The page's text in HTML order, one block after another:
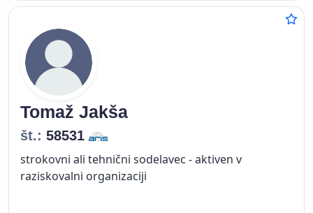
Tomaž Jakša
št.: 58531
strokovni ali tehnični sodelavec - aktiven v
raziskovalni organizaciji